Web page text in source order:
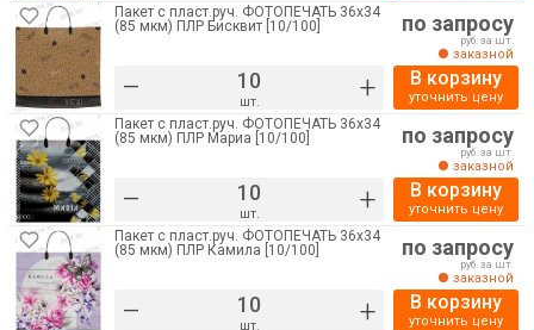
Пакет с пласт.руч. ФОТОПЕЧАТЬ 36х34
(85 мкм) ПЛР Бисквит [10/100]
– шт. +
по запросу
руб. за шт.
заказной
В корзину
уточнить цену
Пакет с пласт.руч. ФОТОПЕЧАТЬ 36х34
(85 мкм) ПЛР Мариа [10/100]
– шт. +
по запросу
руб. за шт.
заказной
В корзину
уточнить цену
Пакет с пласт.руч. ФОТОПЕЧАТЬ 36х34
(85 мкм) ПЛР Камила [10/100]
– шт. +
по запросу
руб. за шт.
заказной
В корзину
уточнить цену